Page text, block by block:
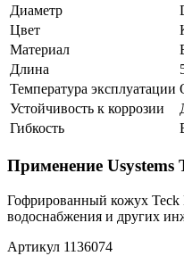
Диаметр
Цвет
Материал
Длина
Температура эксплуатации
Устойчивость к коррозии
Гибкость
Применение Usystems
Гофрированный кожух Teck
водоснабжения и других
Артикул 1136074